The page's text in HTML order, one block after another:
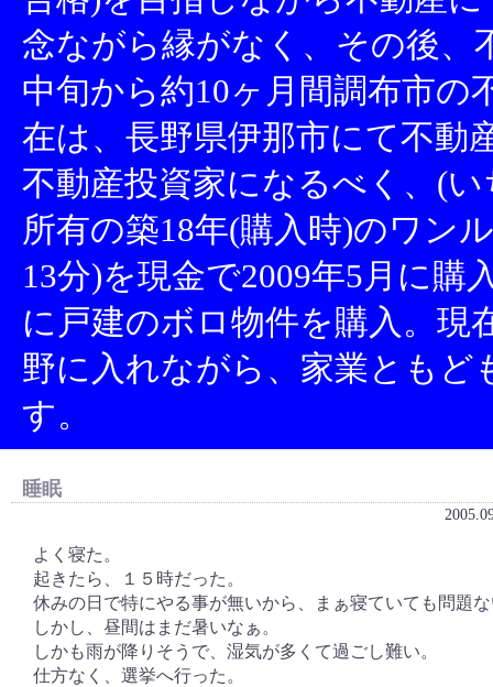
念ながら縁がなく、その後、
中旬から約10ヶ月間調布市の
在は、長野県伊那市にて不動
不動産投資家になるべく、(
所有の築18年(購入時)のワン
13分)を現金で2009年5月に購
に戸建のボロ物件を購入。現
野に入れながら、家業とも
す。
睡眠
よく寝た。
起きたら、１５時だった。
休みの日で特にやる事が無いから、まぁ寝ていても問題
しかし、昼間はまだ暑いなぁ。
しかも雨が降りそうで、湿気が多くて過ごし難い。
仕方なく、選挙へ行った。